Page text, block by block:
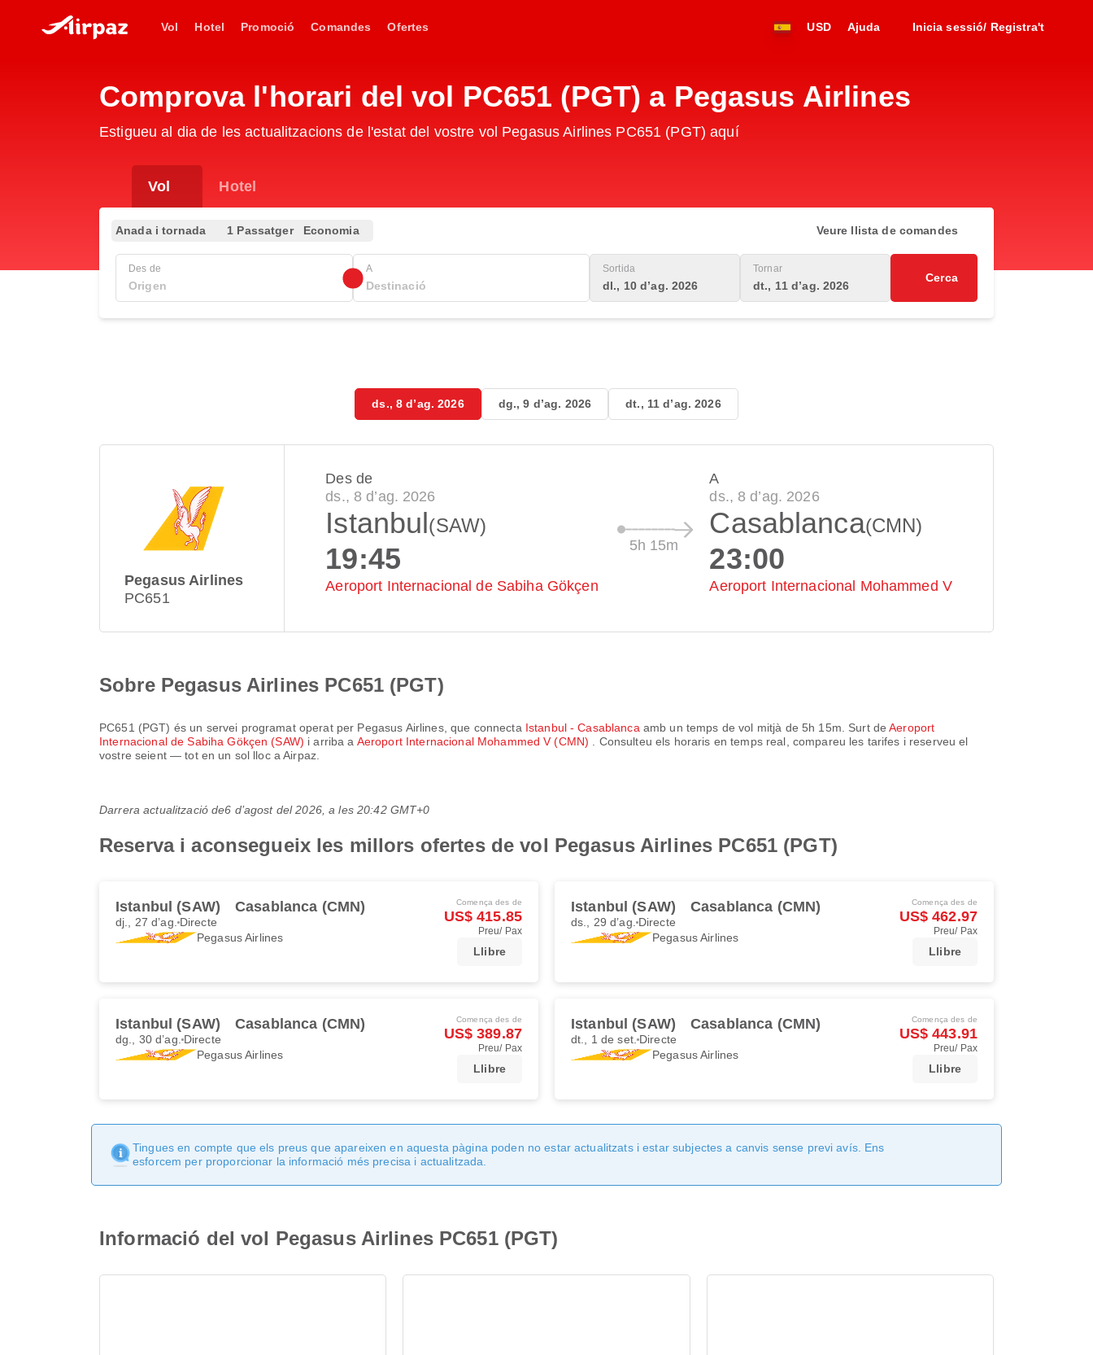
Vol Hotel Promoció Comandes Ofertes USD Ajuda Inicia sessió/ Registra't
Comprova l'horari del vol PC651 (PGT) a Pegasus Airlines
Estigueu al dia de les actualitzacions de l'estat del vostre vol Pegasus Airlines PC651 (PGT) aquí
Vol Hotel
Anada i tornada 1 Passatger Economia Veure llista de comandes
Des de A Sortida
dl., 10 d’ag. 2026
Tornar
dt., 11 d’ag. 2026
Cerca
ds., 8 d’ag. 2026 dg., 9 d’ag. 2026 dt., 11 d’ag. 2026
Pegasus Airlines
PC651
Des de
ds., 8 d’ag. 2026
Istanbul(SAW)
19:45
Aeroport Internacional de Sabiha Gökçen
5h 15m
A
ds., 8 d’ag. 2026
Casablanca(CMN)
23:00
Aeroport Internacional Mohammed V
Sobre Pegasus Airlines PC651 (PGT)
PC651 (PGT) és un servei programat operat per Pegasus Airlines, que connecta Istanbul - Casablanca amb un temps de vol mitjà de 5h 15m . Surt deAeroport
Internacional de Sabiha Gökçen (SAW) i arriba a Aeroport Internacional Mohammed V (CMN)
. Consulteu els horaris en temps real, compareu les tarifes i reserveu el
vostre seient — tot en un sol lloc a Airpaz.
Darrera actualització de6 d’agost del 2026, a les 20:42 GMT+0
Reserva i aconsegueix les millors ofertes de vol Pegasus Airlines PC651 (PGT)
Istanbul (SAW) Casablanca (CMN)
dj., 27 d’ag. Directe
Pegasus Airlines
Comença des de
US$ 415.85
Preu/ Pax
Llibre
Istanbul (SAW) Casablanca (CMN)
ds., 29 d’ag. Directe
Pegasus Airlines
Comença des de
US$ 462.97
Preu/ Pax
Llibre
Istanbul (SAW) Casablanca (CMN)
dg., 30 d’ag. Directe
Pegasus Airlines
Comença des de
US$ 389.87
Preu/ Pax
Llibre
Istanbul (SAW) Casablanca (CMN)
dt., 1 de set. Directe
Pegasus Airlines
Comença des de
US$ 443.91
Preu/ Pax
Llibre
Tingues en compte que els preus que apareixen en aquesta pàgina poden no estar actualitzats i estar subjectes a canvis sense previ avís. Ens
esforcem per proporcionar la informació més precisa i actualitzada.
Informació del vol Pegasus Airlines PC651 (PGT)